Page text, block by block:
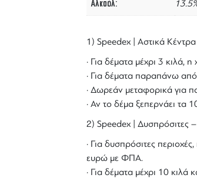
Αλκοόλ
1) Speedex | Αστικά Κέντρα
· Για δέματα μέχρι 3
· Για δέματα παραπάνω
· Δωρεάν μεταφορικά για
· Αν το δέμα ξεπερνάει τα
2) Speedex | Δυσπρόσιτες
· Για δυσπρόσιτες
ευρώ με ΦΠΑ.
· Για δέματα μέχρι 10